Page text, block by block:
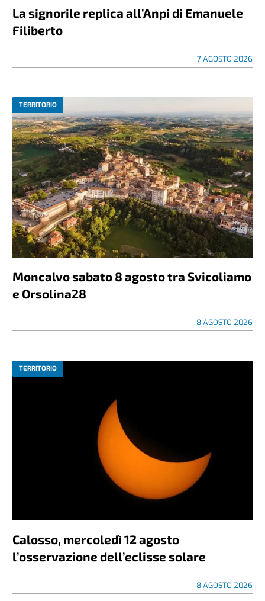
La signorile replica all’Anpi di Emanuele
Filiberto
7 AGOSTO 2026
TERRITORIO
Moncalvo sabato 8 agosto tra Svicoliamo
e Orsolina28
8 AGOSTO 2026
TERRITORIO
Calosso, mercoledì 12 agosto
l’osservazione dell’eclisse solare
8 AGOSTO 2026